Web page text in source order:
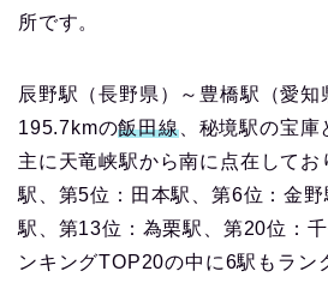
所です。
辰野駅（長野県）～豊橋駅（愛知
195.7kmの飯田線、秘境駅の宝庫
主に天竜峡駅から南に点在してお
駅、第5位：田本駅、第6位：金
駅、第13位：為栗駅、第20位：
ンキングTOP20の中に6駅もラン